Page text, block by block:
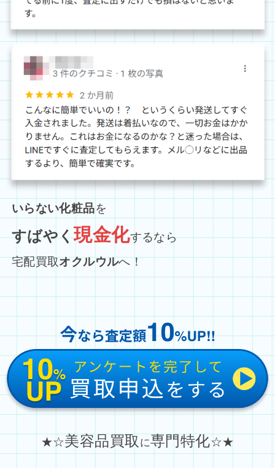
いらない化粧品を
すばやく現金化するなら
宅配買取オクルウルへ！
★☆美容品買取 に専門特化☆★